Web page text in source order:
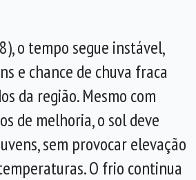
o tempo segue instável,
e chance de chuva fraca
da região. Mesmo com
de melhoria, o sol deve
sem provocar elevação
O frio continua